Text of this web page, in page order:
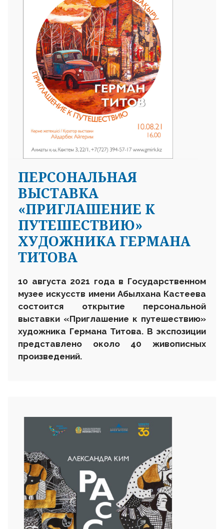
ПЕРСОНАЛЬНАЯ
ВЫСТАВКА
«ПРИГЛАШЕНИЕ К
ПУТЕШЕСТВИЮ»
ХУДОЖНИКА ГЕРМАНА
ТИТОВА
10 августа 2021 года в Государственном
музее искусств имени Абылхана Кастеева
состоится открытие персональной
выставки «Приглашение к путешествию»
художника Германа Титова. В экспозиции
представлено около 40 живописных
произведений.